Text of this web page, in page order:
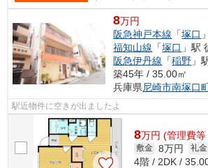
8万円
阪急神戸本線 「塚口
福知山線 「塚口 」駅
阪急伊丹線 「稲野 」
築45年 / 35.00㎡
兵庫県尼崎市南塚口
駅近物件に空きが出ましたよ
8万円 (管理費等
敷金 8万円 礼金
4階 / 2DK /